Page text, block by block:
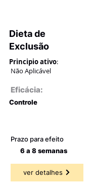
Dieta de
Exclusão
Principio ativo:
Não Aplicável
Eficácia:
Controle
Prazo para efeito
6 a 8 semanas
ver detalhes